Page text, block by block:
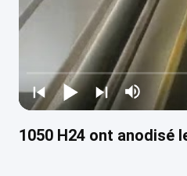
1050 H24 ont anodisé